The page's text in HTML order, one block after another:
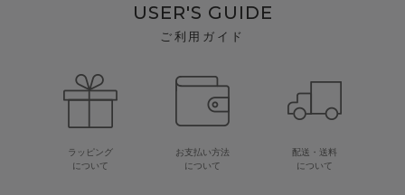
USER'S GUIDE
ご利用ガイド
ラッピング
について
お支払い方法
について
配送・送料
について